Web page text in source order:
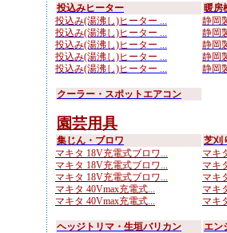
投込みヒーター
投込み(湯沸し)ヒーター ...
投込み(湯沸し)ヒーター ...
投込み(湯沸し)ヒーター ...
投込み(湯沸し)ヒーター ...
投込み(湯沸し)ヒーター ...
暖房
静岡
静岡
静岡
静岡
静岡
クーラー・スポットエアコン
園芸用具
集じん・ブロワ
マキタ 18V充電式ブロワ...
マキタ 18V充電式ブロワ...
マキタ 18V充電式ブロワ...
マキタ 40Vmax充電式...
マキタ 40Vmax充電式...
芝刈
マキ
マキ
マキ
マキ
マキ
ヘッジトリマ・生垣バリカン
エン